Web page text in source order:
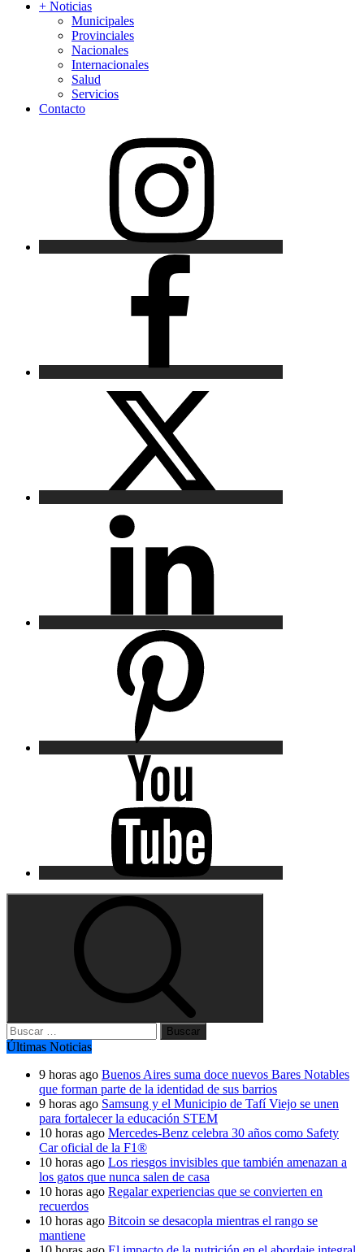
+ Noticias
Municipales
Provinciales
Nacionales
Internacionales
Salud
Servicios
Contacto
Buscar:
Últimas Noticias
9 horas ago Buenos Aires suma doce nuevos Bares Notables
que forman parte de la identidad de sus barrios
9 horas ago Samsung y el Municipio de Tafí Viejo se unen
para fortalecer la educación STEM
10 horas ago Mercedes-Benz celebra 30 años como Safety
Car oficial de la F1®
10 horas ago Los riesgos invisibles que también amenazan a
los gatos que nunca salen de casa
10 horas ago Regalar experiencias que se convierten en
recuerdos
10 horas ago Bitcoin se desacopla mientras el rango se
mantiene